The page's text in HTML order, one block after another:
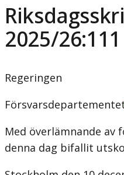
2025/26:111
Regeringen
Med överlämnande
denna dag bifallit